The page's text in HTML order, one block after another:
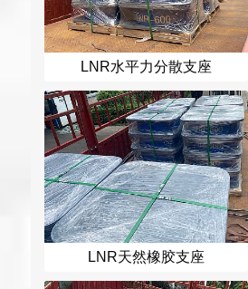
LNR水平力分散支座
LNR天然橡胶支座